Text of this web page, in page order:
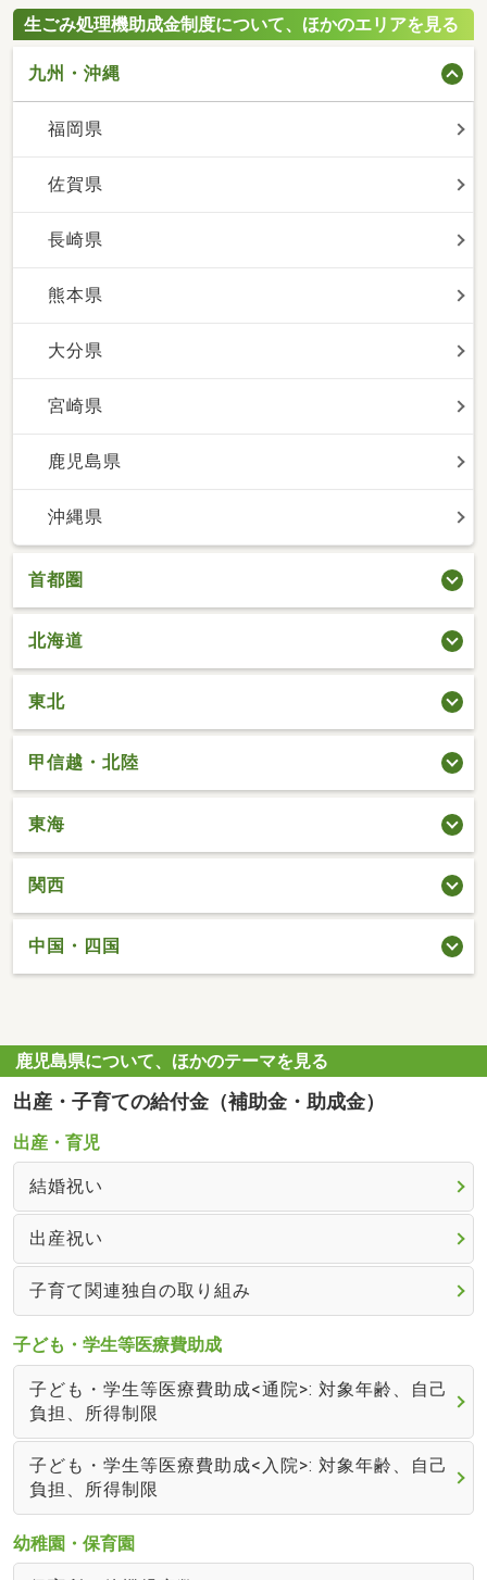
生ごみ処理機助成金制度について、ほかのエリアを見る
九州・沖縄
福岡県
佐賀県
長崎県
熊本県
大分県
宮崎県
鹿児島県
沖縄県
首都圏
北海道
東北
甲信越・北陸
東海
関西
中国・四国
鹿児島県について、ほかのテーマを見る
出産・子育ての給付金（補助金・助成金）
出産・育児
結婚祝い
出産祝い
子育て関連独自の取り組み
子ども・学生等医療費助成
子ども・学生等医療費助成<通院>: 対象年齢、自己
負担、所得制限
子ども・学生等医療費助成<入院>: 対象年齢、自己
負担、所得制限
幼稚園・保育園